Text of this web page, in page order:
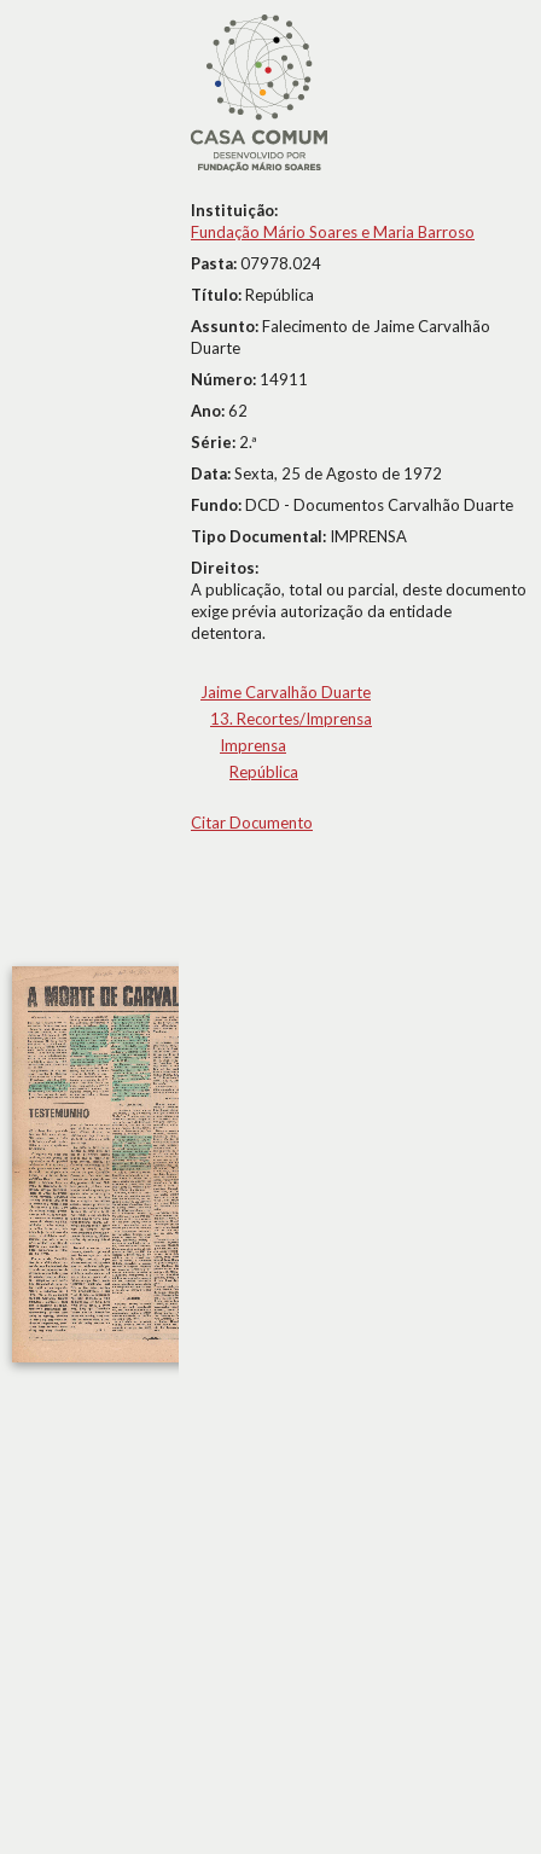
Instituição:
Fundação Mário Soares e Maria Barroso
Pasta:07978.024
Título:República
Assunto:Falecimento de Jaime Carvalhão
Duarte
Número: 14911
Ano:62
Série: 2.ª
Data:Sexta, 25 de Agosto de 1972
Fundo:DCD - Documentos Carvalhão Duarte
Tipo Documental: IMPRENSA
Direitos:
A publicação, total ou parcial, deste documento
exige prévia autorização da entidade
detentora.
Jaime Carvalhão Duarte
13. Recortes/Imprensa
Imprensa
República
Citar Documento